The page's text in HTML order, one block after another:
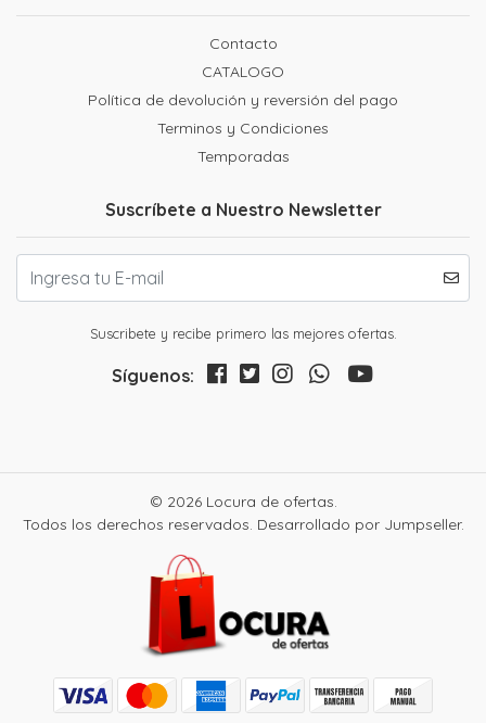
Contacto
CATALOGO
Política de devolución y reversión del pago
Terminos y Condiciones
Temporadas
Suscríbete a Nuestro Newsletter
Suscribete y recibe primero las mejores ofertas.
Síguenos:
© 2026 Locura de ofertas.
Todos los derechos reservados. Desarrollado por Jumpseller.